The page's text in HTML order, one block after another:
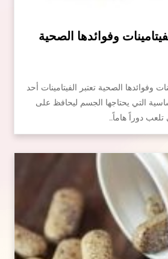
وفوائدها الصحية
وفوائدها الصحية تعتبر الفيتامينات أحد
التي يحتاجها الجسم ليحافظ على
دوراً هاماً…